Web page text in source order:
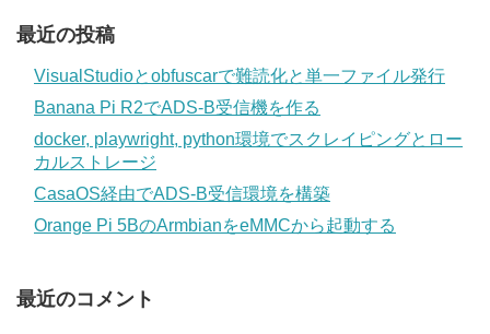
最近の投稿
VisualStudioとobfuscarで難読化と単一ファイル発行
Banana Pi R2でADS-B受信機を作る
docker, playwright, python環境でスクレイピングとロー
カルストレージ
CasaOS経由でADS-B受信環境を構築
Orange Pi 5BのArmbianをeMMCから起動する
最近のコメント